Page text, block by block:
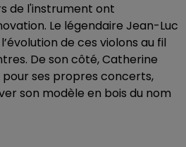
de l'instrument ont
Le légendaire Jean-Luc
de ces violons au fil
De son côté, Catherine
pour ses propres concerts,
son modèle en bois du nom